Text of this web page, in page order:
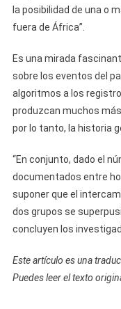
la posibilidad de una o
fuera de África”.
Es una mirada
sobre los eventos del
algoritmos a los
produzcan muchos
por lo tanto, la historia
“En conjunto, dado el
documentados entre
suponer que el
dos grupos se
concluyen los
Este artículo es una
Puedes leer el texto